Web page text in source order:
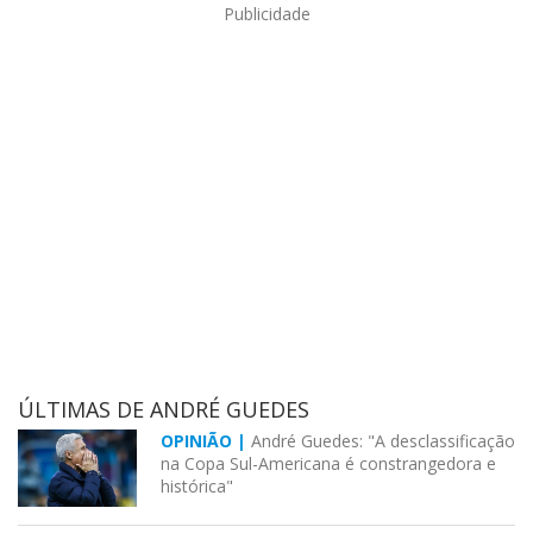
Publicidade
ÚLTIMAS DE ANDRÉ GUEDES
OPINIÃO | André Guedes: "A desclassificação
na Copa Sul-Americana é constrangedora e
histórica"